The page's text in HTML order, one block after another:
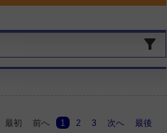
最初 前へ 1 2 3 次へ 最後